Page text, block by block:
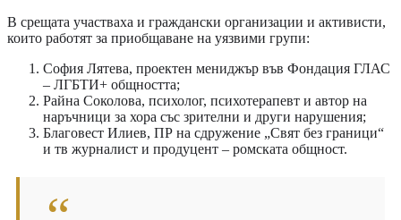
В срещата участваха и граждански организации и активисти,
които работят за приобщаване на уязвими групи:
София Лятева, проектен мениджър във Фондация ГЛАС
– ЛГБТИ+ общността;
Райна Соколова, психолог, психотерапевт и автор на
наръчници за хора със зрителни и други нарушения;
Благовест Илиев, ПР на сдружение „Свят без граници“
и тв журналист и продуцент – ромската общност.